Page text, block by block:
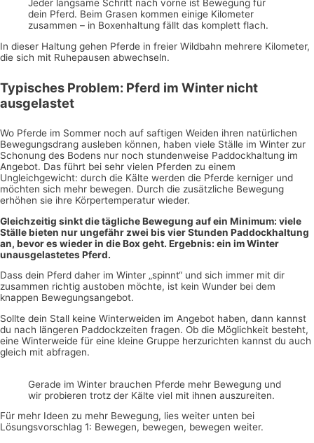
Jeder langsame Schritt nach vorne ist Bewegung für
dein Pferd. Beim Grasen kommen einige Kilometer
zusammen – in Boxenhaltung fällt das komplett flach.
In dieser Haltung gehen Pferde in freier Wildbahn mehrere Kilometer,
die sich mit Ruhepausen abwechseln.
Typisches Problem: Pferd im Winter nicht
ausgelastet
Wo Pferde im Sommer noch auf saftigen Weiden ihren natürlichen
Bewegungsdrang ausleben können, haben viele Ställe im Winter zur
Schonung des Bodens nur noch stundenweise Paddockhaltung im
Angebot. Das führt bei sehr vielen Pferden zu einem
Ungleichgewicht: durch die Kälte werden die Pferde kerniger und
möchten sich mehr bewegen. Durch die zusätzliche Bewegung
erhöhen sie ihre Körpertemperatur wieder.
Gleichzeitig sinkt die tägliche Bewegung auf ein Minimum: viele
Ställe bieten nur ungefähr zwei bis vier Stunden Paddockhaltung
an, bevor es wieder in die Box geht. Ergebnis: ein im Winter
unausgelastetes Pferd.
Dass dein Pferd daher im Winter „spinnt“ und sich immer mit dir
zusammen richtig austoben möchte, ist kein Wunder bei dem
knappen Bewegungsangebot.
Sollte dein Stall keine Winterweiden im Angebot haben, dann kannst
du nach längeren Paddockzeiten fragen. Ob die Möglichkeit besteht,
eine Winterweide für eine kleine Gruppe herzurichten kannst du auch
gleich mit abfragen.
Gerade im Winter brauchen Pferde mehr Bewegung und
wir probieren trotz der Kälte viel mit ihnen auszureiten.
Für mehr Ideen zu mehr Bewegung, lies weiter unten bei
Lösungsvorschlag 1: Bewegen, bewegen, bewegen weiter.